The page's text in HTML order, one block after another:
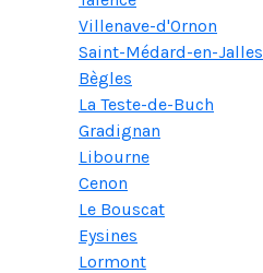
Villenave-d'Ornon
Saint-Médard-en-Jalles
Bègles
La Teste-de-Buch
Gradignan
Libourne
Cenon
Le Bouscat
Eysines
Lormont